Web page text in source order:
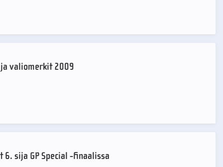
valiomerkit 2009
6. sija GP Special -finaalissa